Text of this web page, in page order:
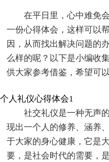
在平日里，心中难免
一份心得体会，这样可以
因，从而找出解决问题的
么样的呢？以下是小编收
供大家参考借鉴，希望可
个人礼仪心得体会1
社交礼仪是一种无声
现出一个人的修养、涵养
于大家的身心健康，它是
要，是社会时代的需要，